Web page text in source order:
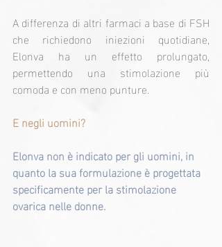
A differenza di altri farmaci a base di FSH
che richiedono iniezioni quotidiane,
Elonva ha un effetto prolungato,
permettendo una stimolazione più
comoda e con meno punture.
E negli uomini?
Elonva non è indicato per gli uomini, in
quanto la sua formulazione è progettata
specificamente per la stimolazione
ovarica nelle donne.